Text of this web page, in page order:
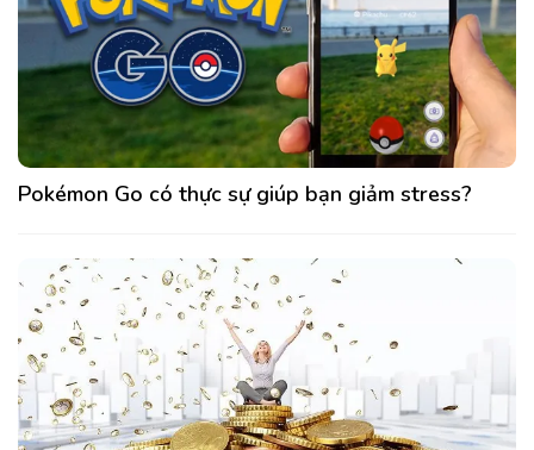
Pokémon Go có thực sự giúp bạn giảm stress?